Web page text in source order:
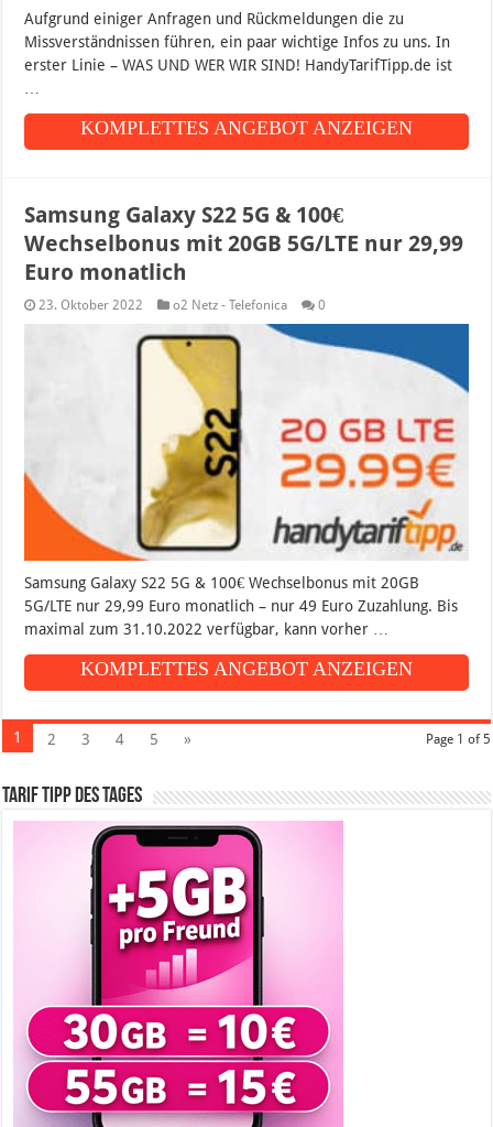
Aufgrund einiger Anfragen und Rückmeldungen die zu
Missverständnissen führen, ein paar wichtige Infos zu uns. In
erster Linie – WAS UND WER WIR SIND! HandyTarifTipp.de ist
KOMPLETTES ANGEBOT ANZEIGEN
Samsung Galaxy S22 5G & 100€
Wechselbonus mit 20GB 5G/LTE nur 29,99
Euro monatlich
23. Oktober 2022 o2 Netz - Telefonica 0
Samsung Galaxy S22 5G & 100€ Wechselbonus mit 20GB
5G/LTE nur 29,99 Euro monatlich – nur 49 Euro Zuzahlung. Bis
maximal zum 31.10.2022 verfügbar, kann vorher …
KOMPLETTES ANGEBOT ANZEIGEN
Page 1 of 5
1 2 3 4 5 »
Tarif Tipp des Tages